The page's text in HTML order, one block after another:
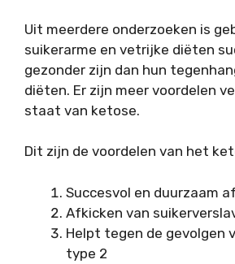
Uit meerdere onderzoeken is
suikerarme en vetrijke diëten
gezonder zijn dan hun
diëten. Er zijn meer voordelen
staat van ketose.
Dit zijn de voordelen van het
Succesvol en duurzaam
Afkicken van
Helpt tegen de gevolgen
type 2